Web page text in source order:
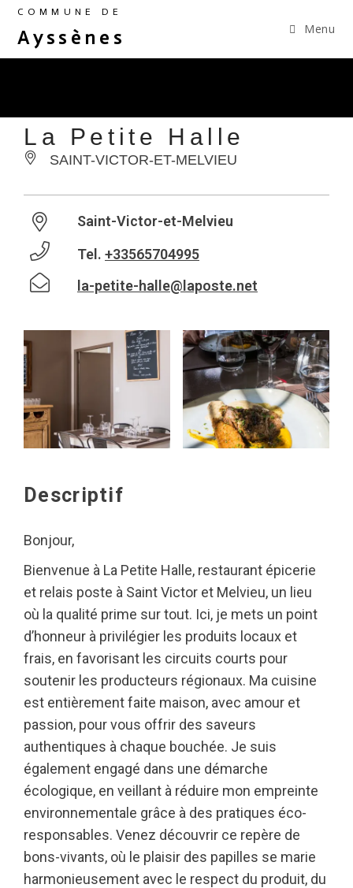
COMMUNE DE
Ayssènes Menu
La Petite Halle
SAINT-VICTOR-ET-MELVIEU
Saint-Victor-et-Melvieu
Tel. +33565704995
la-petite-halle@laposte.net
Descriptif
Bonjour,
Bienvenue à La Petite Halle, restaurant épicerie
et relais poste à Saint Victor et Melvieu, un lieu
où la qualité prime sur tout. Ici, je mets un point
d’honneur à privilégier les produits locaux et
frais, en favorisant les circuits courts pour
soutenir les producteurs régionaux. Ma cuisine
est entièrement faite maison, avec amour et
passion, pour vous offrir des saveurs
authentiques à chaque bouchée. Je suis
également engagé dans une démarche
écologique, en veillant à réduire mon empreinte
environnementale grâce à des pratiques éco-
responsables. Venez découvrir ce repère de
bons-vivants, où le plaisir des papilles se marie
harmonieusement avec le respect du produit, du